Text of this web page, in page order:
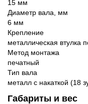
15 мм
Диаметр вала, мм
6 мм
Крепление
металлическая втулка
Метод монтажа
печатный
Тип вала
металл с накаткой (18
Габариты и вес